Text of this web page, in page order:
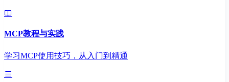
MCP教程与实践
学习MCP使用技巧，从入门到精通